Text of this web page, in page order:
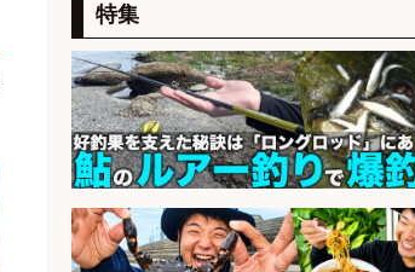
計」
会社名 メガバス株式会社
sponsored by 求人ボックス
魚をさばける方必見「鮮魚部門スタ
ッフ」/3つの働き方が選べる
会社名 株式会社旬
sponsored by 求人ボックス
特集